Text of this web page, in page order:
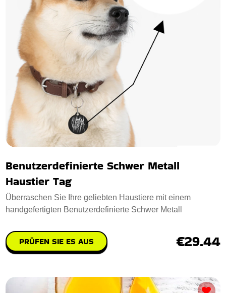
Benutzerdefinierte Schwer Metall
Haustier Tag
Überraschen Sie Ihre geliebten Haustiere mit einem
handgefertigten Benutzerdefinierte Schwer Metall
PRÜFEN SIE ES AUS €29.44